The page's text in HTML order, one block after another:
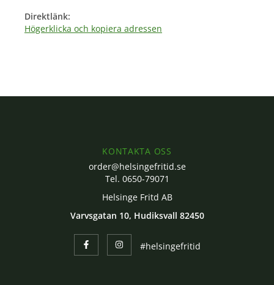
Direktlänk:
Högerklicka och kopiera adressen
KONTAKTA OSS
order@helsingefritid.se
Tel. 0650-79071
Helsinge Fritd AB
Varvsgatan 10, Hudiksvall 82450
#helsingefritid